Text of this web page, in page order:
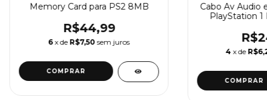
Memory Card para PS2 8MB
R$44,99
6 x de R$7,50 sem juros
Cabo Av Audio
PlayStation 1
4 x de